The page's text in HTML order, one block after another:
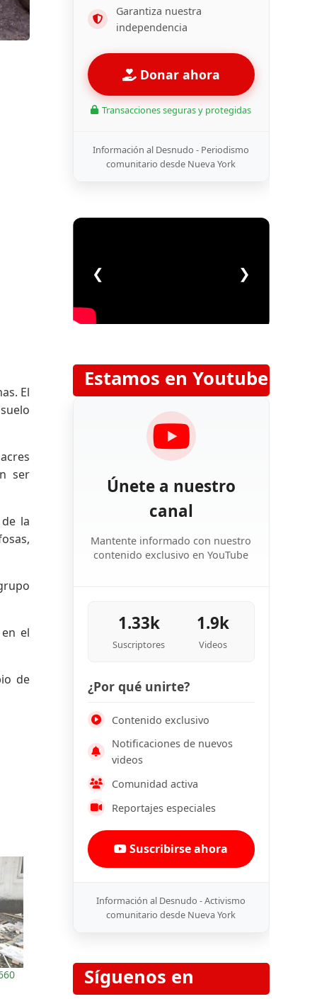
El
ser
la
el
de
Garantiza nuestra
independencia
Donar ahora
Transacciones seguras y protegidas
Información al Desnudo - Periodismo
comunitario desde Nueva York
❮ ❯
Estamos en Youtube
Únete a nuestro
canal
Mantente informado con nuestro
contenido exclusivo en YouTube
1.33k
Suscriptores
1.9k
Videos
¿Por qué unirte?
Contenido exclusivo
Notificaciones de nuevos
videos
Comunidad activa
Reportajes especiales
Suscribirse ahora
Información al Desnudo - Activismo
comunitario desde Nueva York
Síguenos en